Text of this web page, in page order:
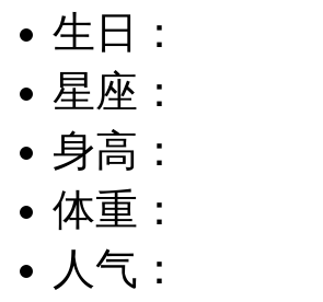
生日：
星座：
身高：
体重：
人气：